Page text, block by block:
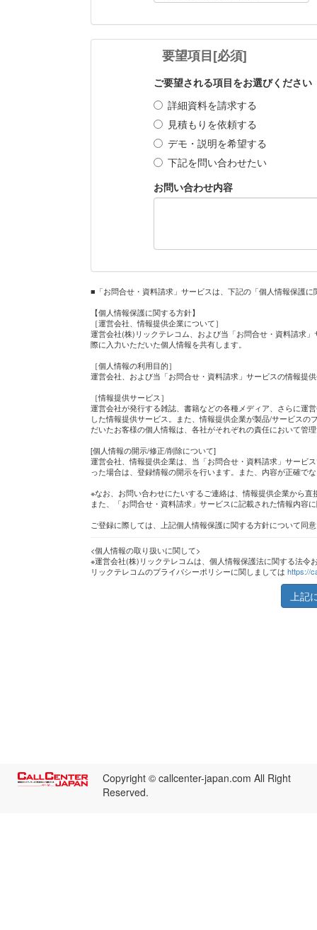
要望項目[必須]
ご要望される項目をお選びください
詳細資料を請求する
見積もりを依頼する
デモ・説明を希望する
下記を問い合わせたい
お問い合わせ内容
■「お問合せ・資料請求」サービスは、下記の「個人情報保護
【個人情報保護に関する方針】
［運営会社、情報提供企業について］
運営会社(株)リックテレコム、および当「お問合せ・資料請求
際に入力いただいた個人情報を共有します。
［個人情報の利用目的］
運営会社、および当「お問合せ・資料請求」サービスの情報提
［情報提供サービス］
運営会社が発行する雑誌、書籍などの各種メディア、さらに運
した情報提供サービス。また、情報提供企業が製品/サービス
だいたお客様の個人情報は、各社がそれぞれの責任において管
[個人情報の開示/修正/削除について]
運営会社、情報提供企業は、当「お問合せ・資料請求」サービ
った場合は、登録情報の開示を行います。また、内容が正確で
※なお、お問い合わせにたいするご連絡は、情報提供企業から
また、「お問合せ・資料請求」サービスに記載された情報内容
ご登録に際しては、上記個人情報保護に関する方針について同
<個人情報の取り扱いに関して>
※運営会社(株)リックテレコムは、個人情報保護法に関する法令
リックテレコムのプライバシーポリシーに関しましては https://
上記
Copyright © callcenter-japan.com All Right
Reserved.